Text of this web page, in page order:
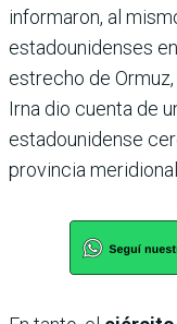
informaron, al
estadounidenses
estrecho de
Irna dio cuenta de
estadounidense
provincia